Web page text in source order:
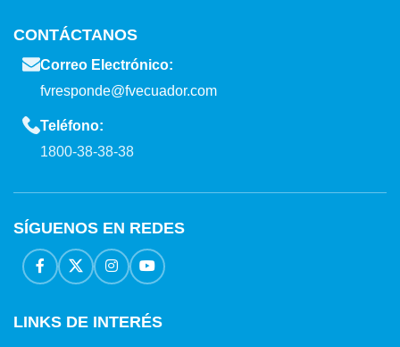
CONTÁCTANOS
Correo Electrónico:
fvresponde@fvecuador.com
Teléfono:
1800-38-38-38
SÍGUENOS EN REDES
LINKS DE INTERÉS